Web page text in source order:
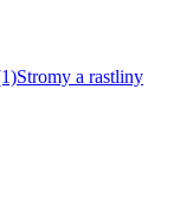
Stromy a rastliny